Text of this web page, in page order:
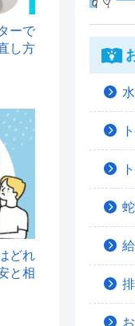
ーで
し方
どれ
と相